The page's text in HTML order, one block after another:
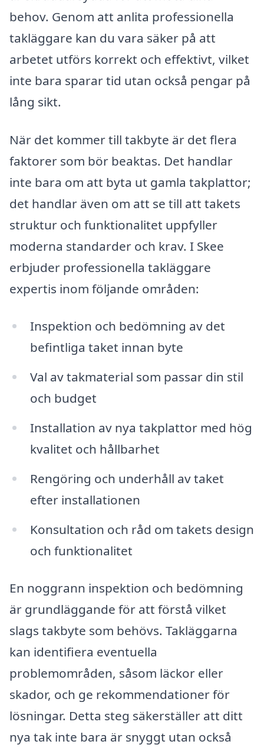
behov. Genom att anlita professionella
takläggare kan du vara säker på att
arbetet utförs korrekt och effektivt, vilket
inte bara sparar tid utan också pengar på
lång sikt.
När det kommer till takbyte är det flera
faktorer som bör beaktas. Det handlar
inte bara om att byta ut gamla takplattor;
det handlar även om att se till att takets
struktur och funktionalitet uppfyller
moderna standarder och krav. I Skee
erbjuder professionella takläggare
expertis inom följande områden:
Inspektion och bedömning av det
befintliga taket innan byte
Val av takmaterial som passar din stil
och budget
Installation av nya takplattor med hög
kvalitet och hållbarhet
Rengöring och underhåll av taket
efter installationen
Konsultation och råd om takets design
och funktionalitet
En noggrann inspektion och bedömning
är grundläggande för att förstå vilket
slags takbyte som behövs. Takläggarna
kan identifiera eventuella
problemområden, såsom läckor eller
skador, och ge rekommendationer för
lösningar. Detta steg säkerställer att ditt
nya tak inte bara är snyggt utan också